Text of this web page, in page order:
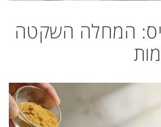
המחלה השקטה